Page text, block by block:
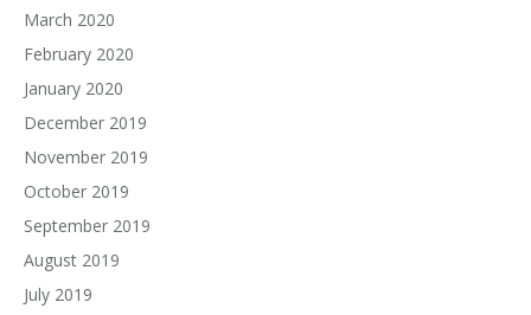
March 2020
February 2020
January 2020
December 2019
November 2019
October 2019
September 2019
August 2019
July 2019